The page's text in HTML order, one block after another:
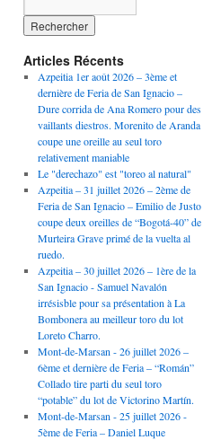
Articles Récents
Azpeitia 1er août 2026 – 3ème et
dernière de Feria de San Ignacio –
Dure corrida de Ana Romero pour des
vaillants diestros. Morenito de Aranda
coupe une oreille au seul toro
relativement maniable
Le "derechazo" est "toreo al natural"
Azpeitia – 31 juillet 2026 – 2ème de
Feria de San Ignacio – Emilio de Justo
coupe deux oreilles de “Bogotá-40” de
Murteira Grave primé de la vuelta al
ruedo.
Azpeitia – 30 juillet 2026 – 1ère de la
San Ignacio - Samuel Navalón
irrésisble pour sa présentation à La
Bombonera au meilleur toro du lot
Loreto Charro.
Mont-de-Marsan - 26 juillet 2026 –
6ème et dernière de Feria – “Román”
Collado tire parti du seul toro
“potable” du lot de Victorino Martín.
Mont-de-Marsan - 25 juillet 2026 -
5ème de Feria – Daniel Luque